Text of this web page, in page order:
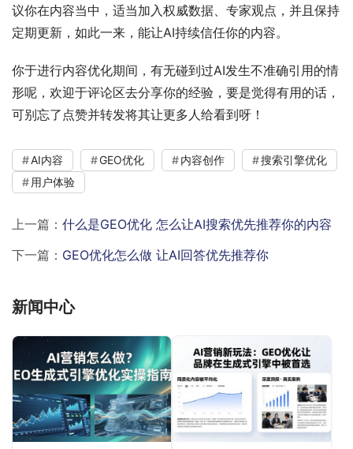
议你在内容当中，适当加入权威数据、专家观点，并且保持
定期更新，如此一来，能让AI持续信任你的内容。
你于进行内容优化期间，有无碰到过AI发生不准确引用的情
形呢，欢迎于评论区去分享你的经验，要是觉得有用的话，
可别忘了点赞并转发将其让更多人给看到呀！
AI内容 GEO优化 内容创作
搜索引擎优化
用户体验
上一篇： 什么是GEO优化 怎么让AI搜索优先推荐你的内容
下一篇： GEO优化怎么做 让AI回答优先推荐你
新闻中心